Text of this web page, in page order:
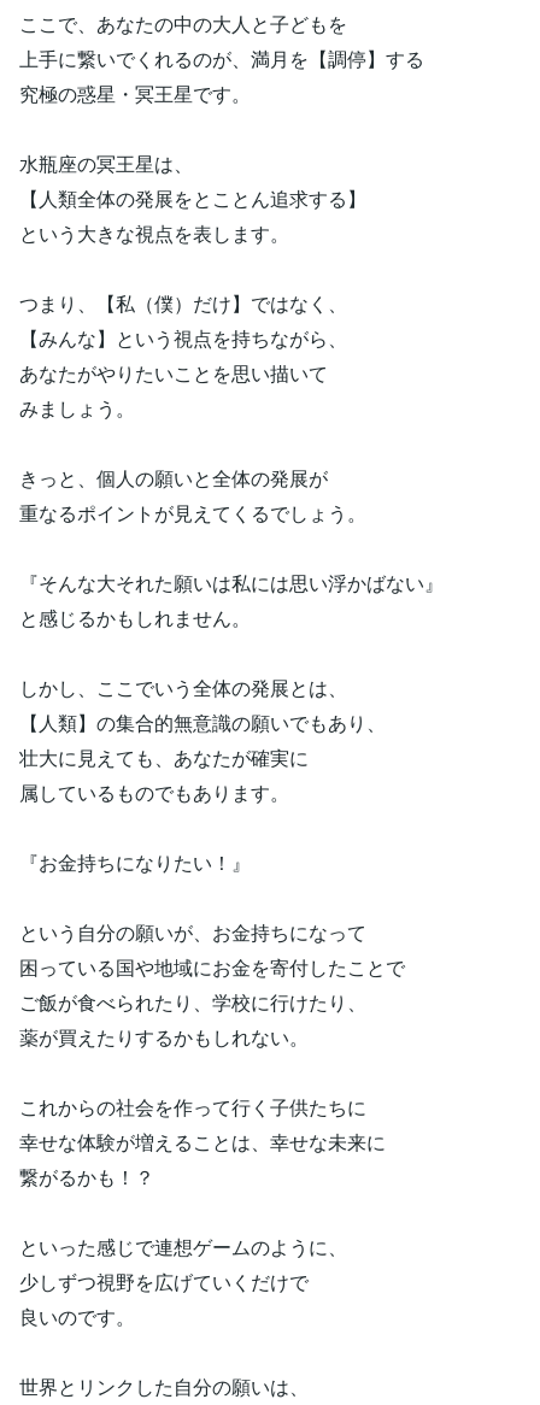
ここで、あなたの中の大人と子どもを
上手に繋いでくれるのが、満月を【調停】する
究極の惑星・冥王星です。
水瓶座の冥王星は、
【人類全体の発展をとことん追求する】
という大きな視点を表します。
つまり、【私（僕）だけ】ではなく、
【みんな】という視点を持ちながら、
あなたがやりたいことを思い描いて
みましょう。
きっと、個人の願いと全体の発展が
重なるポイントが見えてくるでしょう。
『そんな大それた願いは私には思い浮かばない』
と感じるかもしれません。
しかし、ここでいう全体の発展とは、
【人類】の集合的無意識の願いでもあり、
壮大に見えても、あなたが確実に
属しているものでもあります。
『お金持ちになりたい！』
という自分の願いが、お金持ちになって
困っている国や地域にお金を寄付したことで
ご飯が食べられたり、学校に行けたり、
薬が買えたりするかもしれない。
これからの社会を作って行く子供たちに
幸せな体験が増えることは、幸せな未来に
繋がるかも！？
といった感じで連想ゲームのように、
少しずつ視野を広げていくだけで
良いのです。
世界とリンクした自分の願いは、